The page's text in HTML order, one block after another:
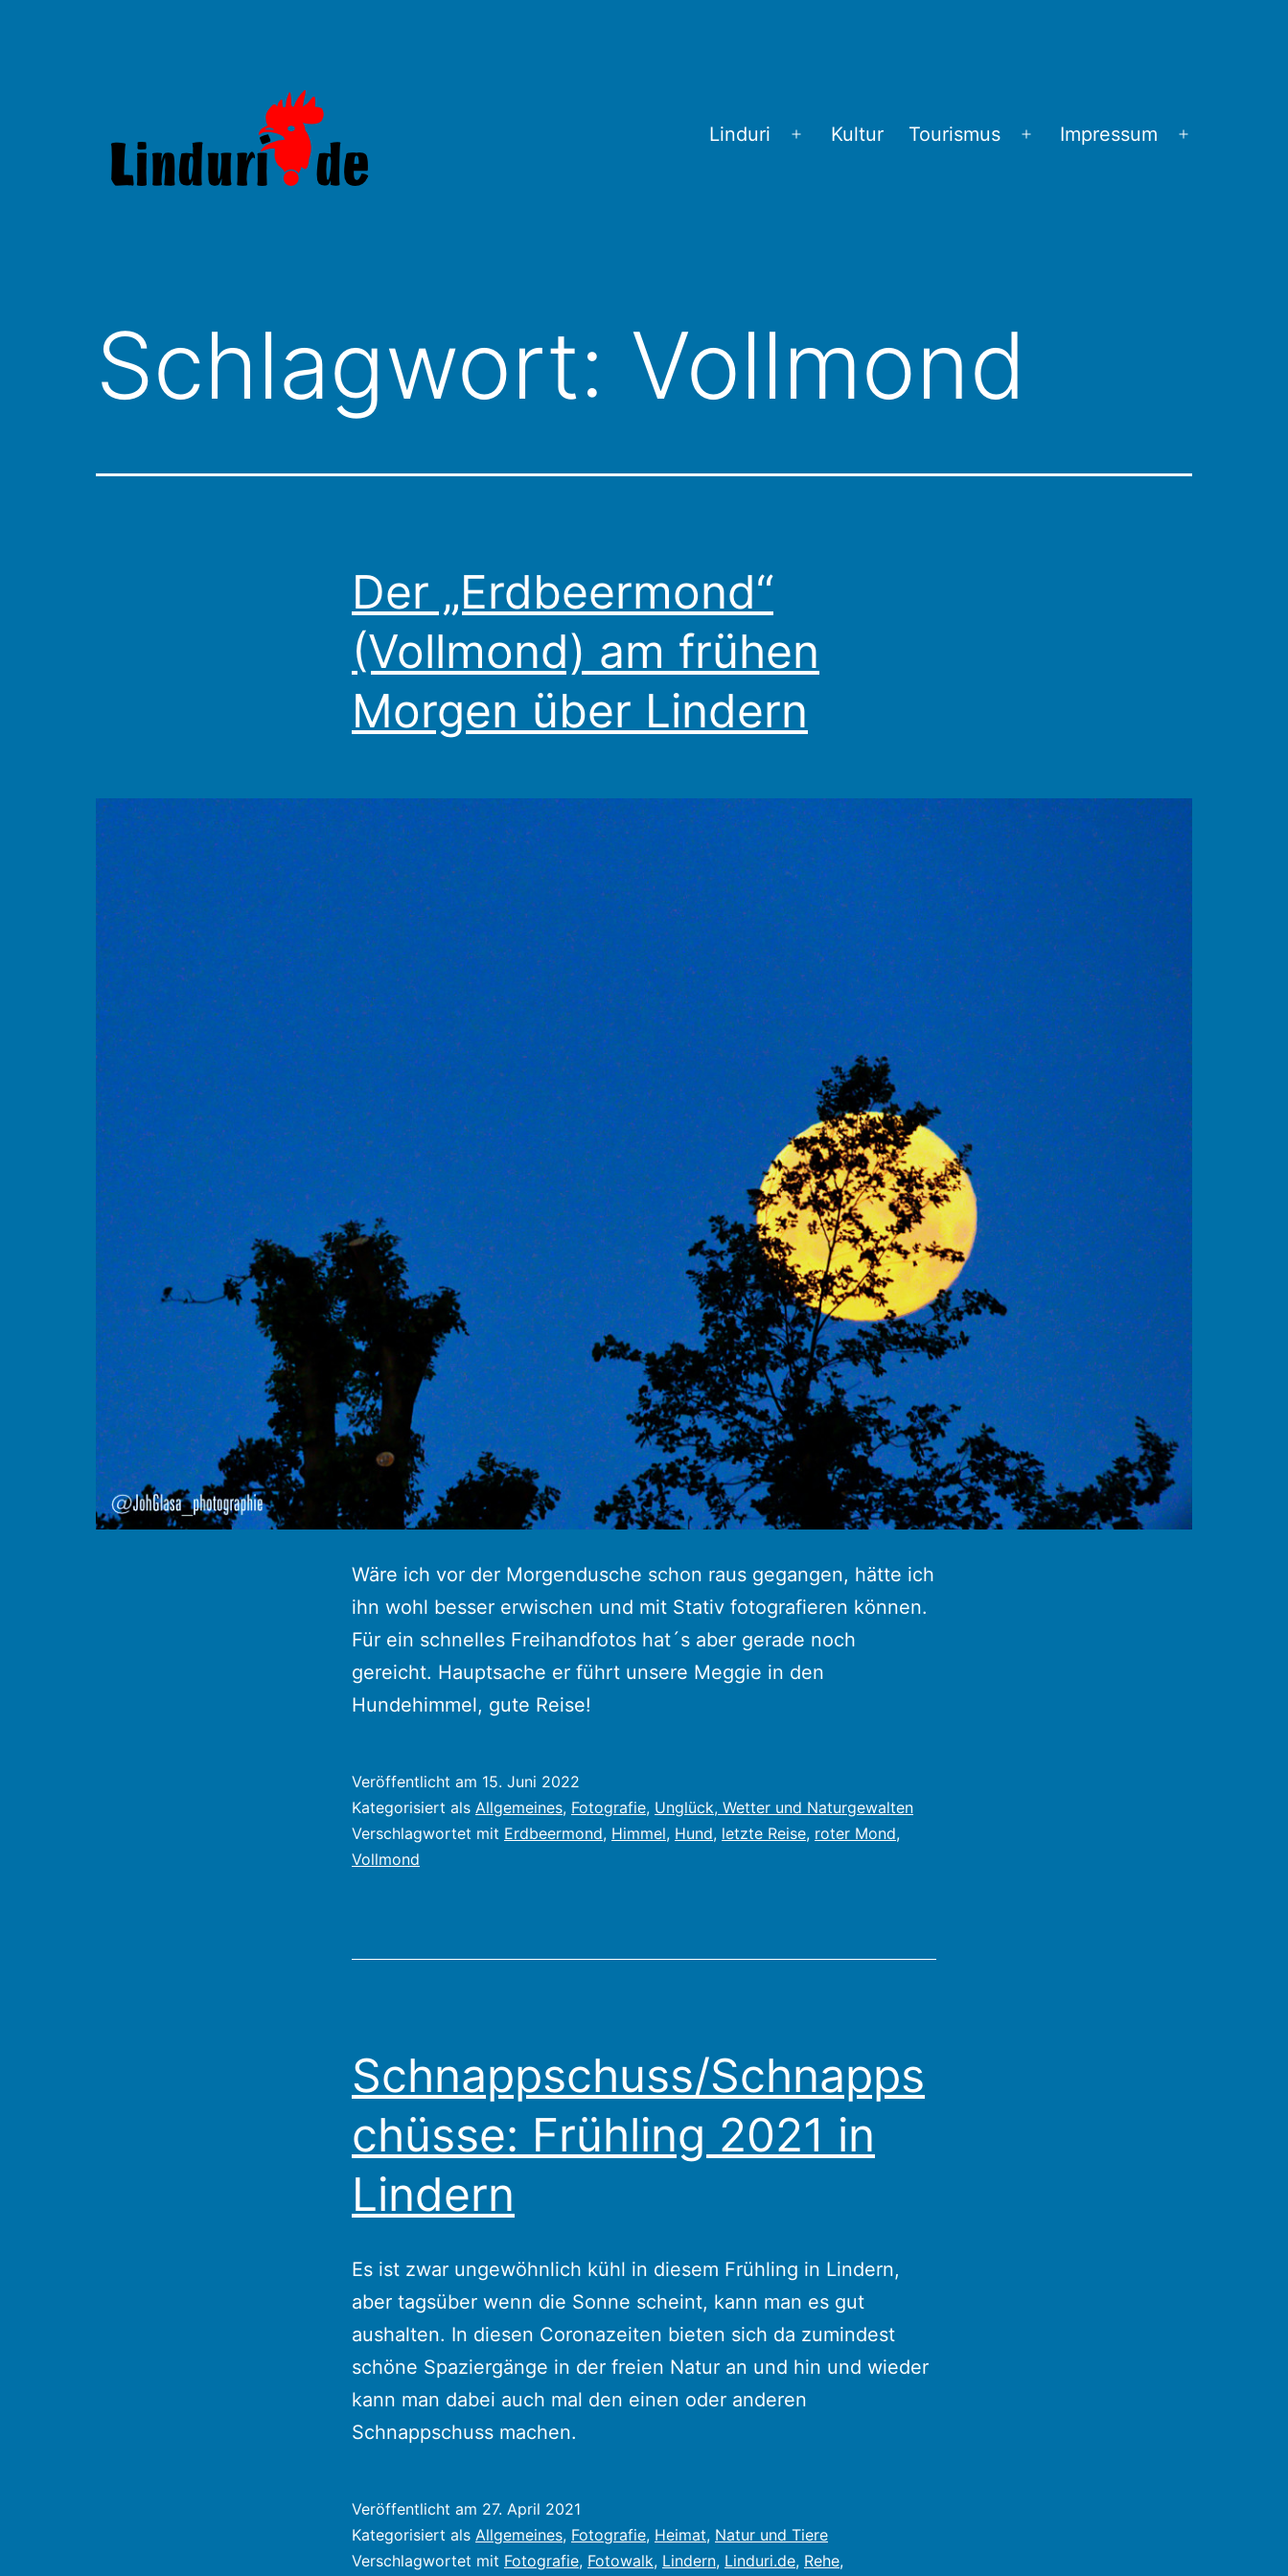
Linduri
Menü
Kultur Tourismus
Menü
Impressum
Schlagwort: Vollmond
Der „Erdbeermond“
(Vollmond) am frühen
Morgen über Lindern
Wäre ich vor der Morgendusche schon raus gegangen, hätte ich
ihn wohl besser erwischen und mit Stativ fotografieren können.
Für ein schnelles Freihandfotos hat´s aber gerade noch
gereicht. Hauptsache er führt unsere Meggie in den
Hundehimmel, gute Reise!
Veröffentlicht am 15. Juni 2022
Kategorisiert als Allgemeines, Fotografie, Unglück, Wetter und Naturgewalten
Verschlagwortet mit Erdbeermond, Himmel, Hund, letzte Reise, roter Mond,
Vollmond
Schnappschuss/Schnapps
chüsse: Frühling 2021 in
Lindern
Es ist zwar ungewöhnlich kühl in diesem Frühling in Lindern,
aber tagsüber wenn die Sonne scheint, kann man es gut
aushalten. In diesen Coronazeiten bieten sich da zumindest
schöne Spaziergänge in der freien Natur an und hin und wieder
kann man dabei auch mal den einen oder anderen
Schnappschuss machen.
Veröffentlicht am 27. April 2021
Kategorisiert als Allgemeines, Fotografie, Heimat, Natur und Tiere
Verschlagwortet mit Fotografie, Fotowalk, Lindern, Linduri.de, Rehe,